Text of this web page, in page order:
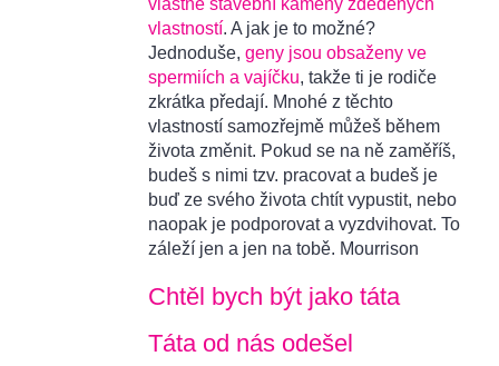
vlastně stavební kameny zděděných
vlastností. A jak je to možné?
Jednoduše, geny jsou obsaženy ve
spermiích a vajíčku, takže ti je rodiče
zkrátka předají. Mnohé z těchto
vlastností samozřejmě můžeš během
života změnit. Pokud se na ně zaměříš,
budeš s nimi tzv. pracovat a budeš je
buď ze svého života chtít vypustit, nebo
naopak je podporovat a vyzdvihovat. To
záleží jen a jen na tobě. Mourrison
Chtěl bych být jako táta
Táta od nás odešel